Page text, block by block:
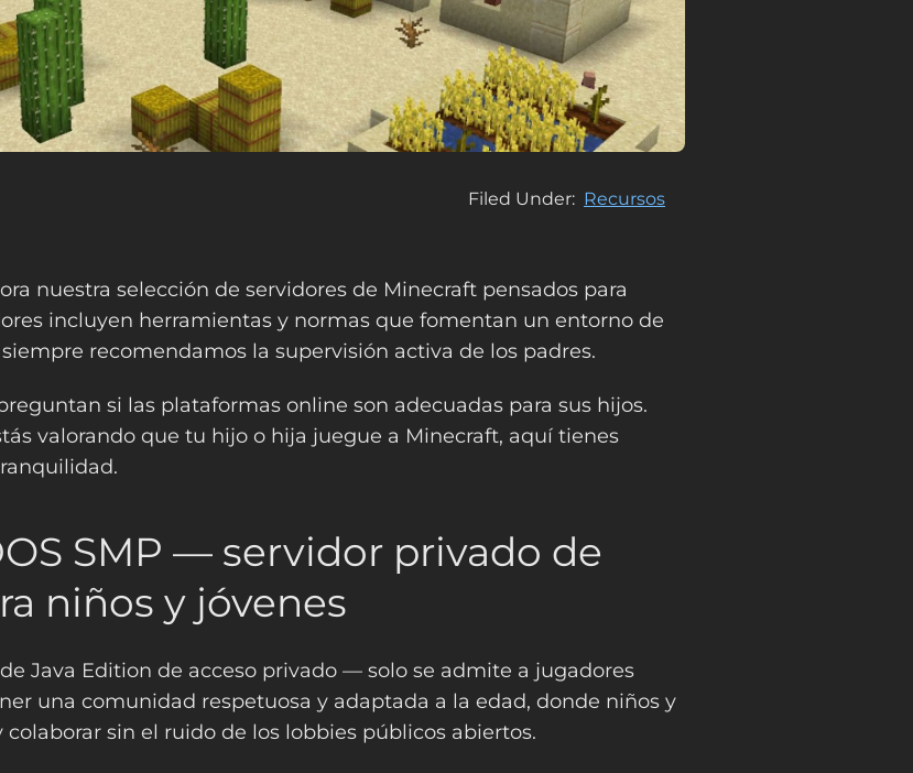
Filed Under Recursos
nuestra selección de servidores de Minecraft pensados para
incluyen herramientas y normas que fomentan un entorno de
recomendamos la supervisión activa de los padres.
si las plataformas online son adecuadas para sus hijos.
valorando que tu hijo o hija juegue a Minecraft, aquí tienes
SMP — servidor privado de
niños y jóvenes
Java Edition de acceso privado — solo se admite a jugadores
una comunidad respetuosa y adaptada a la edad, donde niños y
sin el ruido de los lobbies públicos abiertos.